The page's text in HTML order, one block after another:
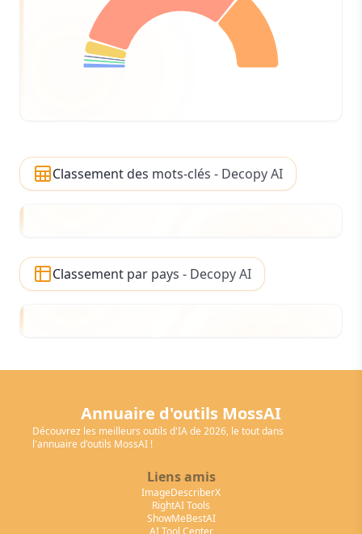
Classement des mots-clés - Decopy AI
Classement par pays - Decopy AI
Annuaire d'outils MossAI
Découvrez les meilleurs outils d'IA de 2026, le tout dans
l'annuaire d'outils MossAI !
Liens amis
ImageDescriberX
RightAI Tools
ShowMeBestAI
AI Tool Center